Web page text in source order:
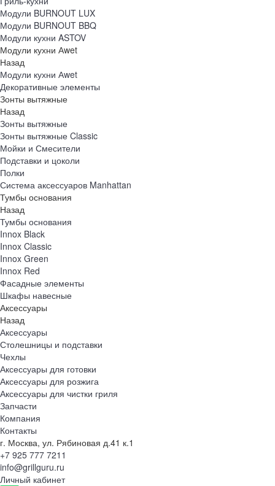
Модули BURNOUT LUX
Модули BURNOUT BBQ
Модули кухни ASTOV
Модули кухни Аwet
Назад
Модули кухни Аwet
Декоративные элементы
Зонты вытяжные
Назад
Зонты вытяжные
Зонты вытяжные Classic
Мойки и Смесители
Подставки и цоколи
Полки
Система аксессуаров Manhattan
Тумбы основания
Назад
Тумбы основания
Innox Black
Innox Classic
Innox Green
Innox Red
Фасадные элементы
Шкафы навесные
Аксессуары
Назад
Аксессуары
Столешницы и подставки
Чехлы
Аксессуары для готовки
Аксессуары для розжига
Аксессуары для чистки гриля
Запчасти
Компания
Контакты
г. Москва, ул. Рябиновая д.41 к.1
+7 925 777 7211
info@grillguru.ru
Личный кабинет